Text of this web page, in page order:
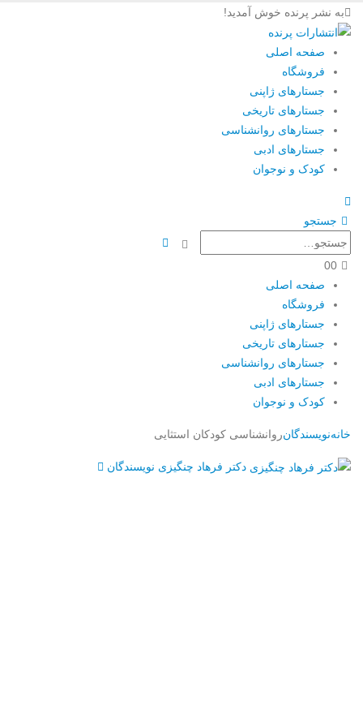
به نشر پرنده خوش آمدید!
صفحه اصلی
فروشگاه
جستارهای ژاپنی
جستارهای تاریخی
جستارهای روانشناسی
جستارهای ادبی
کودک و نوجوان
جستجو
00
صفحه اصلی
فروشگاه
جستارهای ژاپنی
جستارهای تاریخی
جستارهای روانشناسی
جستارهای ادبی
کودک و نوجوان
خانهنویسندگانروانشناسی کودکان استثایی
دکتر فرهاد چنگیزی نویسندگان